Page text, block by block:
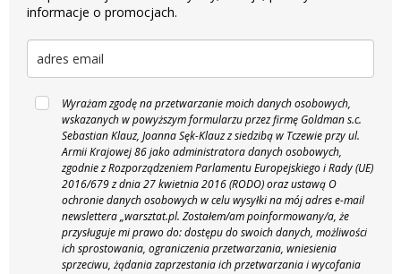
informacje o promocjach.
Wyrażam zgodę na przetwarzanie moich danych osobowych,
wskazanych w powyższym formularzu przez firmę Goldman s.c.
Sebastian Klauz, Joanna Sęk-Klauz z siedzibą w Tczewie przy ul.
Armii Krajowej 86 jako administratora danych osobowych,
zgodnie z Rozporządzeniem Parlamentu Europejskiego i Rady (UE)
2016/679 z dnia 27 kwietnia 2016 (RODO) oraz ustawą O
ochronie danych osobowych w celu wysyłki na mój adres e-mail
newslettera „warsztat.pl. Zostałem/am poinformowany/a, że
przysługuje mi prawo do: dostępu do swoich danych, możliwości
ich sprostowania, ograniczenia przetwarzania, wniesienia
sprzeciwu, żądania zaprzestania ich przetwarzania i wycofania